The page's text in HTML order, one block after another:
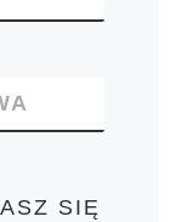
SIĘ